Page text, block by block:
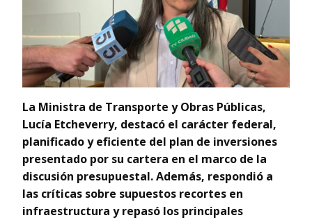
La Ministra de Transporte y Obras Públicas,
Lucía Etcheverry, destacó el carácter federal,
planificado y eficiente del plan de inversiones
presentado por su cartera en el marco de la
discusión presupuestal. Además, respondió a
las críticas sobre supuestos recortes en
infraestructura y repasó los principales